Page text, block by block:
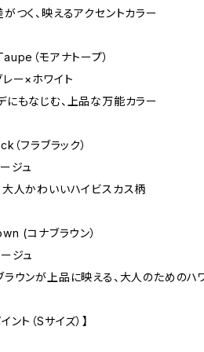
つく、映えるアクセントカラー
（モアナトープ）
レー×ホワイト
にもなじむ、上品な万能カラー
フラブラック）
ジュ
大人かわいいハイビスカス柄
(コナブラウン）
ジュ
ラウンが上品に映える、大人のためのハ
ント（Sサイズ）】